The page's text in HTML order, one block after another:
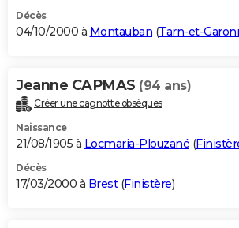
Décès
04/10/2000 à Montauban (Tarn-et-
Jeanne CAPMAS (94 ans)
Créer une cagnotte obsèques
Naissance
21/08/1905 à Locmaria-Plouzané (
Décès
17/03/2000 à Brest(Finistère)